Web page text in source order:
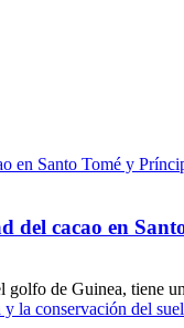
cacao en
golfo de Guinea, tiene